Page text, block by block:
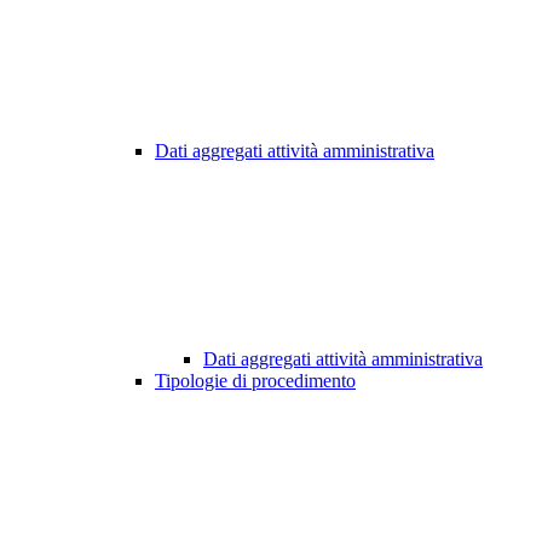
Dati aggregati attività amministrativa
Dati aggregati attività amministrativa
Tipologie di procedimento